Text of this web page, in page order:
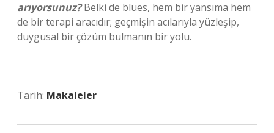
arıyorsunuz?Belki de blues, hem bir yansıma hem
de bir terapi aracıdır; geçmişin acılarıyla yüzleşip,
duygusal bir çözüm bulmanın bir yolu.
Tarih: Makaleler